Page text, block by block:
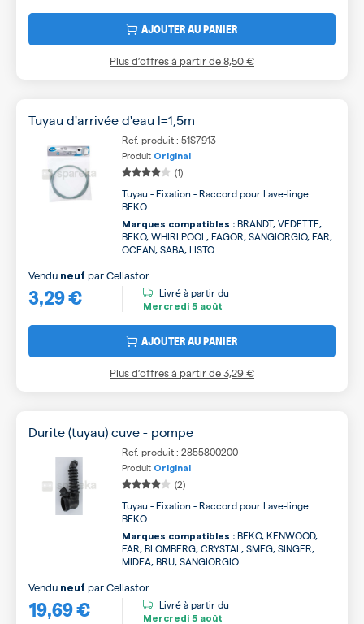
AJOUTER AU PANIER
Plus d’offres à partir de8,50 €
Tuyau d'arrivée d'eau l=1,5m
Ref. produit : 51S7913
Produit Original
(1)
Tuyau - Fixation - Raccord pour Lave-linge
BEKO
Marques compatibles : BRANDT, VEDETTE,
BEKO, WHIRLPOOL, FAGOR, SANGIORGIO, FAR,
OCEAN, SABA, LISTO ...
3,29 €
Vendu neuf parCellastor
Livré à partir du
Mercredi 5 août
AJOUTER AU PANIER
Plus d’offres à partir de3,29 €
Durite (tuyau) cuve - pompe
Ref. produit : 2855800200
Produit Original
(2)
Tuyau - Fixation - Raccord pour Lave-linge
BEKO
Marques compatibles : BEKO, KENWOOD,
FAR, BLOMBERG, CRYSTAL, SMEG, SINGER,
MIDEA, BRU, SANGIORGIO ...
19,69 €
Vendu neuf parCellastor
Livré à partir du
Mercredi 5 août